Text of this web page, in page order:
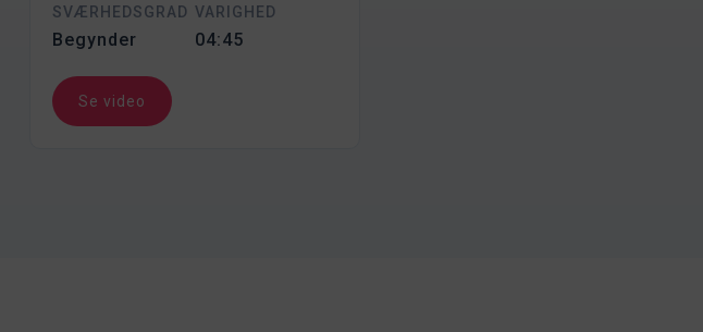
SVÆRHEDSGRAD
Begynder
VARIGHED
04:45
Se video